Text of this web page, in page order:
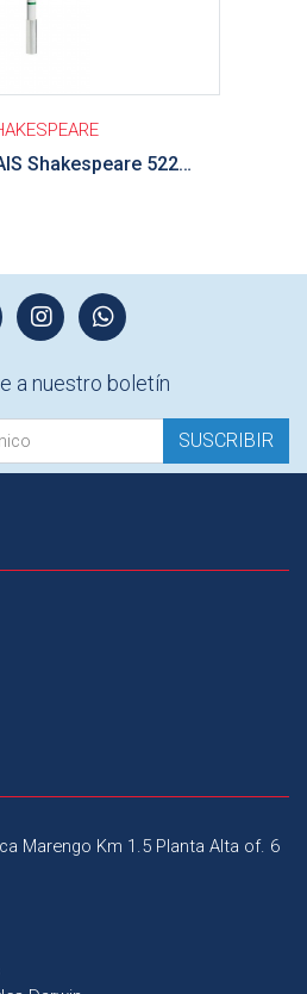
Antena para AIS Shakespeare 5225XT-AIS 8' Galaxy 6dB 20 ft of RG-8/X
a nuestro boletín
SUSCRIBIR
Marengo Km 1.5 Planta Alta of. 6